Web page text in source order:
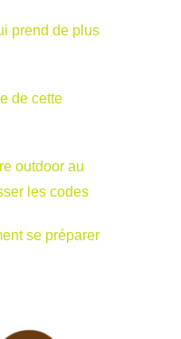
prend de plus
de cette
outdoor au
les codes
se préparer